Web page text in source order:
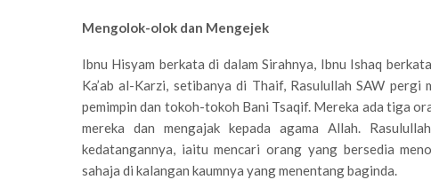
Mengolok-olok dan Mengejek
Ibnu Hisyam berkata di dalam Sirahnya, Ibnu Ishaq
Ka’ab al-Karzi, setibanya di Thaif, Rasulullah SAW pergi
pemimpin dan tokoh-tokoh Bani Tsaqif. Mereka ada tiga
mereka dan mengajak kepada agama Allah.
kedatangannya, iaitu mencari orang yang bersedia
sahaja di kalangan kaumnya yang menentang baginda.